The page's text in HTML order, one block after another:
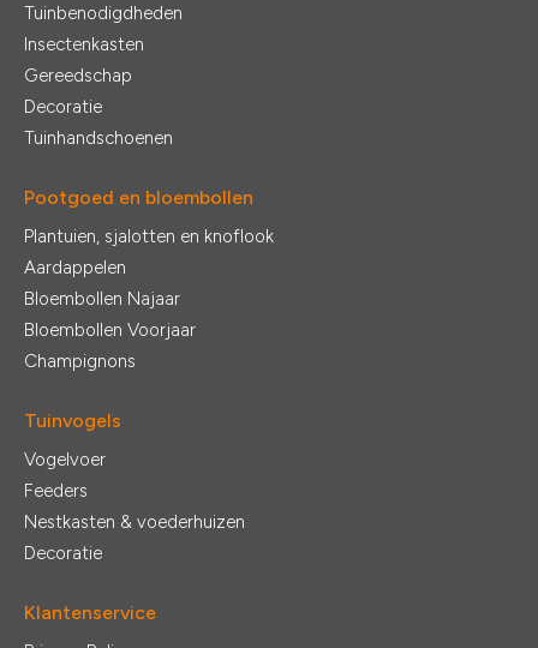
Tuinbenodigdheden
Insectenkasten
Gereedschap
Decoratie
Tuinhandschoenen
Pootgoed en bloembollen
Plantuien, sjalotten en knoflook
Aardappelen
Bloembollen Najaar
Bloembollen Voorjaar
Champignons
Tuinvogels
Vogelvoer
Feeders
Nestkasten & voederhuizen
Decoratie
Klantenservice